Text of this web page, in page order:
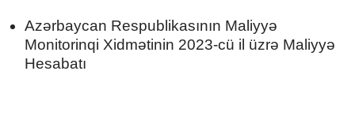
Azərbaycan Respublikasının Maliyyə
Monitorinqi Xidmətinin 2023-cü il üzrə Maliyyə
Hesabatı